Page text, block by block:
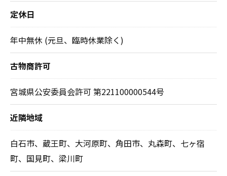
定休日
年中無休 (元旦、臨時休業除く)
古物商許可
宮城県公安委員会許可 第221100000544号
近隣地域
白石市、蔵王町、大河原町、角田市、丸森町、七ヶ宿
町、国見町、梁川町